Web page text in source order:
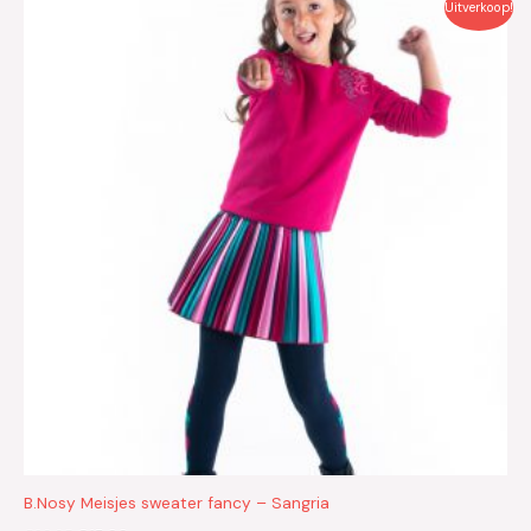
Uitverkoop!
B.Nosy Meisjes sweater fancy – Sangria